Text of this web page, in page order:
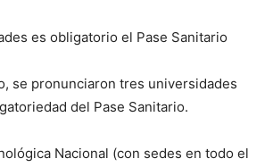
es obligatorio el Pase Sanitario
se pronunciaron tres universidades
del Pase Sanitario.
Nacional (con sedes en todo el